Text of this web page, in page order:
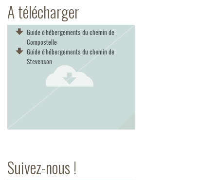
A télécharger
Guide d'hébergements du chemin de
Compostelle
Guide d'hébergements du chemin de
Stevenson
Suivez-nous !